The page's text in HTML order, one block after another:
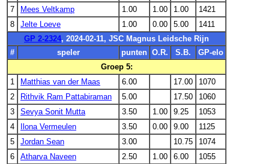
7
Mees Veltkamp 1.00 1.00 1.00
1421
8
Jelte Loeve 1.00 0.00 5.00
1411
GP 2-2324, 2024-02-11, JSC Magnus Leidsche Rijn
#
speler punten O.R. S.B.
GP-elo
Groep 5:
1
Matthias van der Maas 6.00 17.00
1070
2
Rithvik Ram Pattabiraman 5.00 17.50
1060
3
Sevya Sonit Mutta 3.50 1.00 9.25
1053
4
Ilona Vermeulen 3.50 0.00 9.00
1125
5
Jordan Sean 3.00 10.75
1074
6
Atharva Naveen 2.50 1.00 6.00
1055